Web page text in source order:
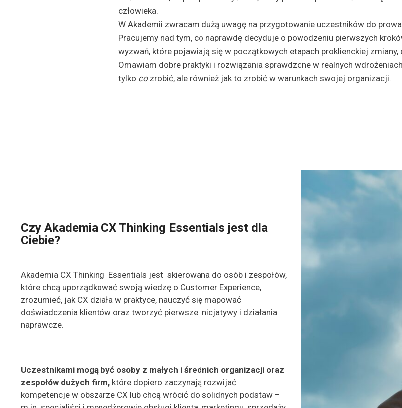
człowieka.
W Akademii zwracam dużą uwagę na przygotowanie uczestników do
Pracujemy nad tym, co naprawdę decyduje o powodzeniu pierwszych
wyzwań, które pojawiają się w początkowych etapach proklienckiej
Omawiam dobre praktyki i rozwiązania sprawdzone w realnych
tylko cozrobić, ale również jak to zrobić w warunkach swojej organizacji.
Czy Akademia CX Thinking Essentials jest dla
Ciebie?
Akademia CX Thinking Essentials jest skierowana do osób i zespołów,
które chcą uporządkować swoją wiedzę o Customer Experience,
zrozumieć, jak CX działa w praktyce, nauczyć się mapować
doświadczenia klientów oraz tworzyć pierwsze inicjatywy i działania
naprawcze.
Uczestnikami mogą być osoby z małych i średnich organizacji oraz
zespołów dużych firm, które dopiero zaczynają rozwijać
kompetencje w obszarze CX lub chcą wrócić do solidnych podstaw –